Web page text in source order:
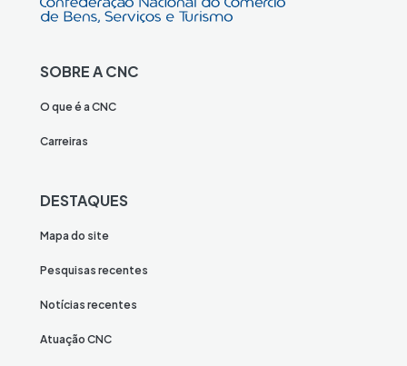
SOBRE A CNC
O que é a CNC
Carreiras
DESTAQUES
Mapa do site
Pesquisas recentes
Notícias recentes
Atuação CNC